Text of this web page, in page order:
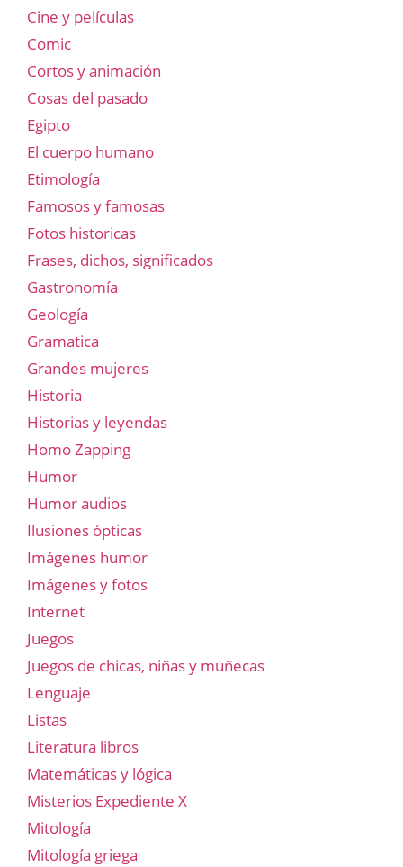
Cine y películas
Comic
Cortos y animación
Cosas del pasado
Egipto
El cuerpo humano
Etimología
Famosos y famosas
Fotos historicas
Frases, dichos, significados
Gastronomía
Geología
Gramatica
Grandes mujeres
Historia
Historias y leyendas
Homo Zapping
Humor
Humor audios
Ilusiones ópticas
Imágenes humor
Imágenes y fotos
Internet
Juegos
Juegos de chicas, niñas y muñecas
Lenguaje
Listas
Literatura libros
Matemáticas y lógica
Misterios Expediente X
Mitología
Mitología griega